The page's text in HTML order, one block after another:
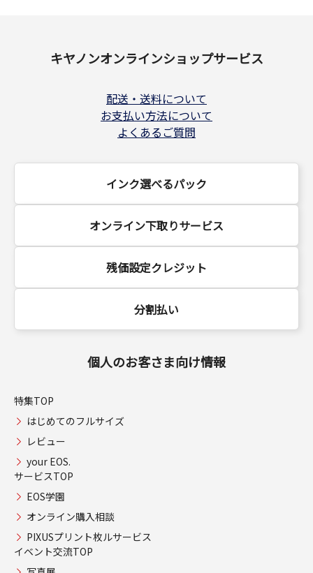
キヤノンオンラインショップサービス
配送・送料について
お支払い方法について
よくあるご質問
インク選べるパック
オンライン下取りサービス
残価設定クレジット
分割払い
個人のお客さま向け情報
特集TOP
はじめてのフルサイズ
レビュー
your EOS.
サービスTOP
EOS学園
オンライン購入相談
PIXUSプリント枚ルサービス
イベント交流TOP